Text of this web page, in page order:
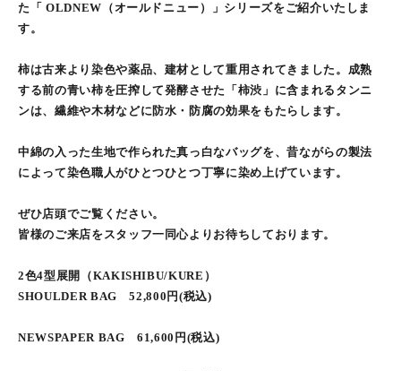
た「 OLDNEW（オールドニュー）」シリーズをご紹介いたしま
す。
柿は古来より染色や薬品、建材として重用されてきました。成熟
する前の青い柿を圧搾して発酵させた「柿渋」に含まれるタンニ
ンは、繊維や木材などに防水・防腐の効果をもたらします。
中綿の入った生地で作られた真っ白なバッグを、昔ながらの製法
によって染色職人がひとつひとつ丁寧に染め上げています。
ぜひ店頭でご覧ください。
皆様のご来店をスタッフ一同心よりお待ちしております。
2色4型展開（KAKISHIBU/KURE）
SHOULDER BAG 52,800円(税込)
NEWSPAPER BAG 61,600円(税込)